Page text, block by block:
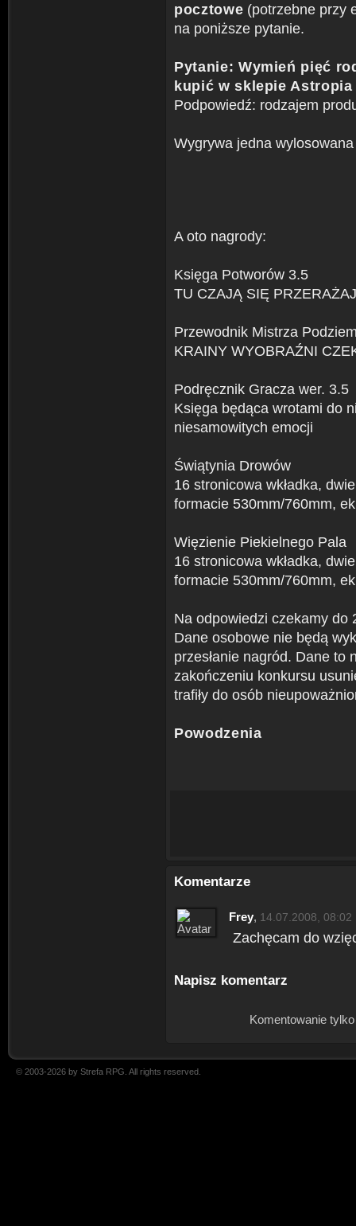
pocztowe (potrzebne przy
na poniższe pytanie.
Pytanie: Wymień pięć
kupić w sklepie
Podpowiedź: rodzajem
Wygrywa jedna
A oto nagrody:
Księga Potworów 3.5
TU CZAJĄ SIĘ
Przewodnik Mistrza
KRAINY WYOBRAŹNI
Podręcznik Gracza wer. 3.5
Księga będąca wrotami do
niesamowitych emocji
Świątynia Drowów
16 stronicowa wkładka,
formacie 530mm/760mm,
Więzienie Piekielnego Pala
16 stronicowa wkładka,
formacie 530mm/760mm,
Na odpowiedzi czekamy do
Dane osobowe nie będą
przesłanie nagród. Dane to
zakończeniu konkursu
trafiły do osób
Powodzenia
Komentarze
Frey, 14.07.2008, 08:02
Zachęcam do
Napisz komentarz
Komentowanie
© 2003-2026 by Strefa RPG. All rights reserved.